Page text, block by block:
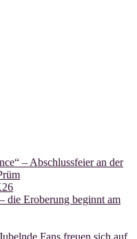
– Abschlussfeier an der
die Eroberung beginnt am
Fans freuen sich auf